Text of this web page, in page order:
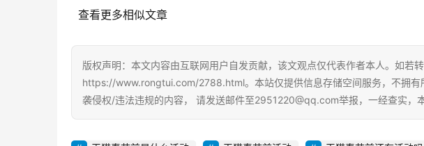
  查看更多相似文章
版权声明：本文内容由互联网用户自发贡献，该文观点仅代表作者本人。如若转
https://www.rongtui.com/2788.html。本站仅提供信息存储空间服务，不拥有
袭侵权/违法违规的内容， 请发送邮件至2951220@qq.com举报，一经查实，